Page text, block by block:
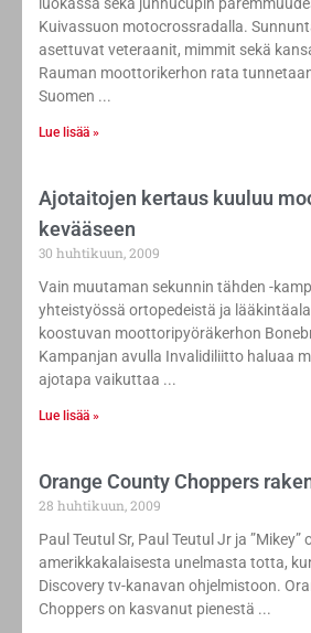
luokassa sekä junnucupin
Kuivassuon motocrossradalla.
asettuvat veteraanit, mimmit sekä
Rauman moottorikerhon rata
Suomen
Lue lisää »
Ajotaitojen kertaus kuuluu
kevääseen
30 huhtikuun, 2009
Vain muutaman sekunnin tähden -
yhteistyössä ortopedeistä ja
koostuvan moottoripyöräkerhon
Kampanjan avulla Invalidiliitto haluaa
ajotapa vaikuttaa
Lue lisää »
Orange County Choppers
28 huhtikuun, 2009
Paul Teutul Sr, Paul Teutul Jr ja ”Mikey”
amerikkakalaisesta unelmasta totta,
Discovery tv-kanavan ohjelmistoon.
Choppers on kasvanut pienestä